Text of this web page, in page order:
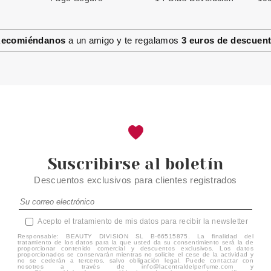
a un amigo y te regalamos 3 euros de
Suscribirse al boletín
Descuentos exclusivos para clientes registrados
Acepto el tratamiento de mis datos para recibir la newsletter
Responsable: BEAUTY DIVISION SL B-66515875. La finalidad del
tratamiento de los datos para la que usted da su consentimiento será la de
proporcionar contenido comercial y descuentos exclusivos. Los datos
proporcionados se conservarán mientras no solicite el cese de la actividad y
no se cederán a terceros, salvo obligación legal. Puede contactar con
nosotros a través de info@lacentraldelperfume.com y